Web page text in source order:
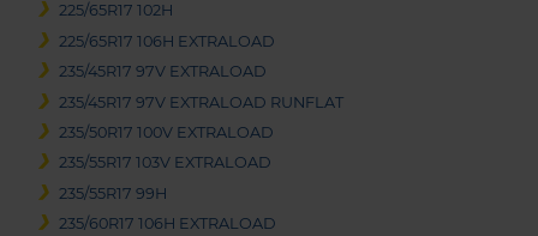
225/65R17 102H
225/65R17 106H EXTRALOAD
235/45R17 97V EXTRALOAD
235/45R17 97V EXTRALOAD RUNFLAT
235/50R17 100V EXTRALOAD
235/55R17 103V EXTRALOAD
235/55R17 99H
235/60R17 106H EXTRALOAD